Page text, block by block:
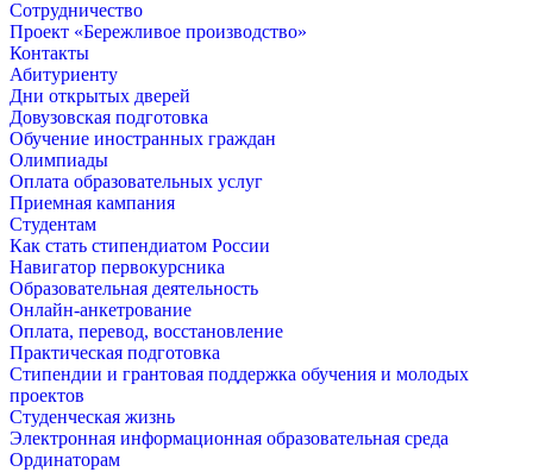
Сотрудничество
Проект «Бережливое производство»
Контакты
Абитуриенту
Дни открытых дверей
Довузовская подготовка
Обучение иностранных граждан
Олимпиады
Оплата образовательных услуг
Приемная кампания
Студентам
Как стать стипендиатом России
Навигатор первокурсника
Образовательная деятельность
Онлайн-анкетрование
Оплата, перевод, восстановление
Практическая подготовка
Стипендии и грантовая поддержка обучения и молодых
проектов
Студенческая жизнь
Электронная информационная образовательная среда
Ординаторам